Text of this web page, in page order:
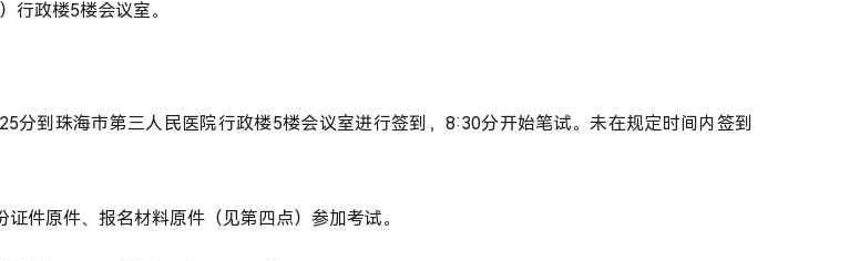
行政楼5楼会议室。
分到珠海市第三人民医院行政楼5楼会议室进行签到，8:30分开始笔试。未在规定时间内签到
件原件、报名材料原件（见第四点）参加考试。